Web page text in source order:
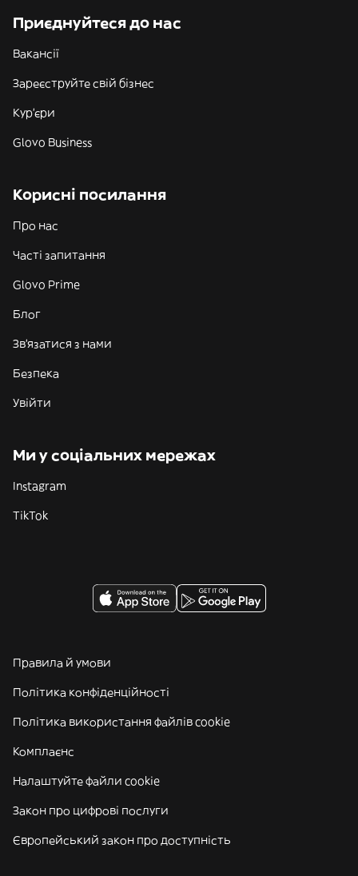
Приєднуйтеся до нас
Вакансії
Зареєструйте свій бізнес
Кур'єри
Glovo Business
Корисні посилання
Про нас
Часті запитання
Glovo Prime
Блог
Зв'язатися з нами
Безпека
Увійти
Ми у соціальних мережах
Instagram
TikTok
Правила й умови
Політика конфіденційності
Політика використання файлів cookie
Комплаєнс
Налаштуйте файли cookie
Закон про цифрові послуги
Європейський закон про доступність